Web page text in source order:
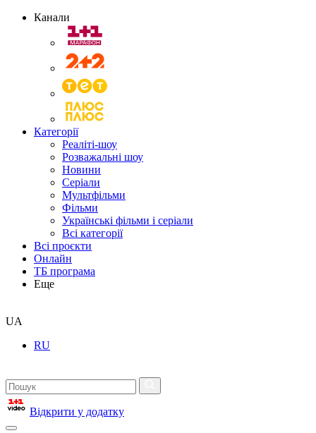
Канали
Категорії
Реаліті-шоу
Розважальні шоу
Новини
Серіали
Мультфільми
Фільми
Українські фільми і серіали
Всі категорії
Всі проєкти
Онлайн
ТБ програма
Еще
UA
RU
Відкрити у додатку